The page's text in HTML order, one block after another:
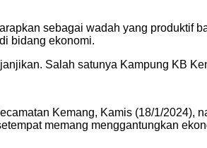
sebagai wadah yang produktif
bidang ekonomi.
Salah satunya Kampung KB
Kemang, Kamis (18/1/2024),
memang menggantungkan